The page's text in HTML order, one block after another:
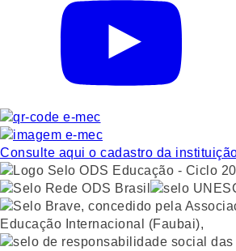
Consulte aqui o cadastro da